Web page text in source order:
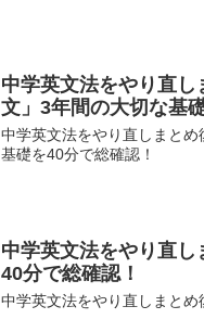
中学英文法をやり直
文」3年間の大切な基
中学英文法をやり直しまと
基礎を40分で総確認！
中学英文法をやり直
40分で総確認！
中学英文法をやり直しまと